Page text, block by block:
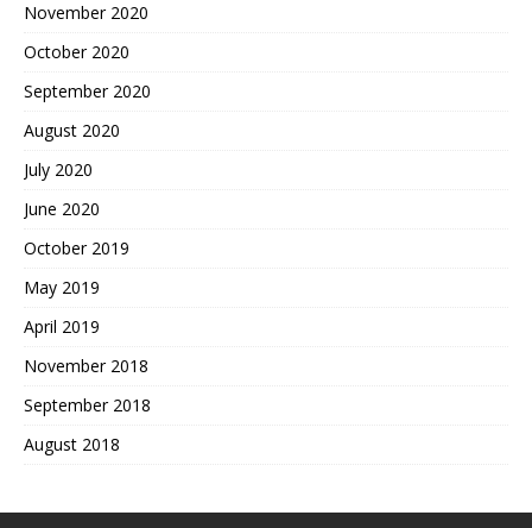
November 2020
October 2020
September 2020
August 2020
July 2020
June 2020
October 2019
May 2019
April 2019
November 2018
September 2018
August 2018